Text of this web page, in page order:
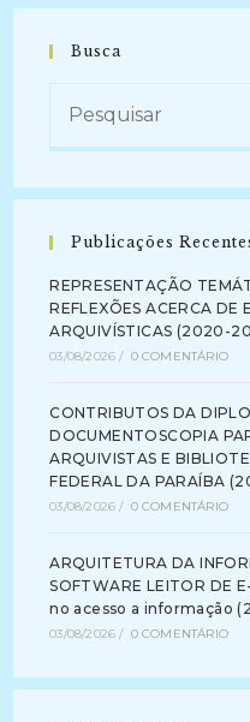
Busca
Publicações
REPRESENTAÇÃO
REFLEXÕES ACERCA DE
ARQUIVÍSTICAS (2020-
03/08/2026 / 0 COMENTÁRIO
CONTRIBUTOS DA
DOCUMENTOSCOPIA
ARQUIVISTAS E
FEDERAL DA PARAÍBA
03/08/2026 / 0 COMENTÁRIO
ARQUITETURA DA
SOFTWARE LEITOR DE
no acesso a informação
03/08/2026 / 0 COMENTÁRIO